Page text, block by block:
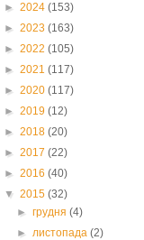
► 2024 (153)
► 2023 (163)
► 2022 (105)
► 2021 (117)
► 2020 (117)
► 2019 (12)
► 2018 (20)
► 2017 (22)
► 2016 (40)
▼ 2015 (32)
►грудня(4)
►листопада(2)